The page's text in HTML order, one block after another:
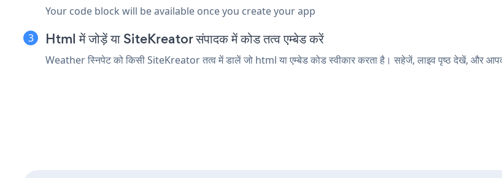
Your code block will be available once you create your app
Html में जोड़ें या SiteKreator संपादक में कोड तत्व एम्बेड करें
Weather स्निपेट को किसी SiteKreator तत्व में डालें जो html या एम्बेड कोड स्वीकार करता है। सहेजें, लाइव पृष्ठ देखें, और